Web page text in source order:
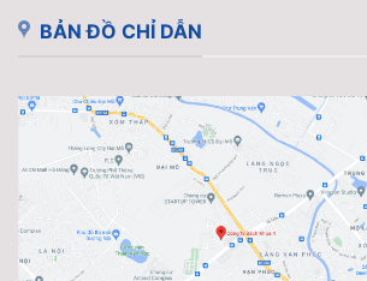
BẢN ĐỒ CHỈ DẪN